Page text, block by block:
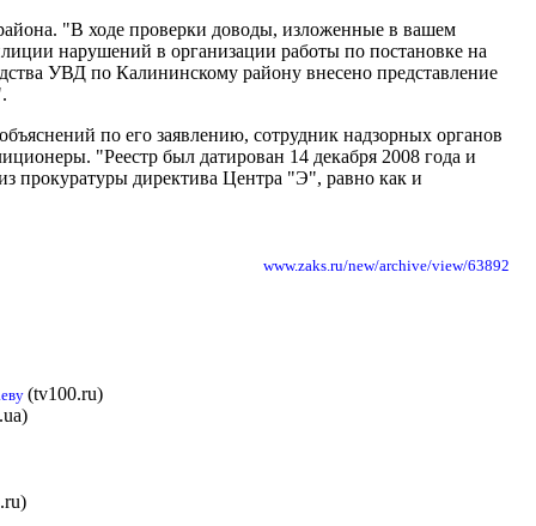
"В ходе проверки доводы, изложенные в вашем
нарушений в организации работы по постановке на
УВД по Калининскому району внесено представление
по его заявлению, сотрудник надзорных органов
"Реестр был датирован 14 декабря 2008 года и
прокуратуры директива Центра "Э", равно как и
www.zaks.ru/new/archive/view/63892
(tv100.ru)